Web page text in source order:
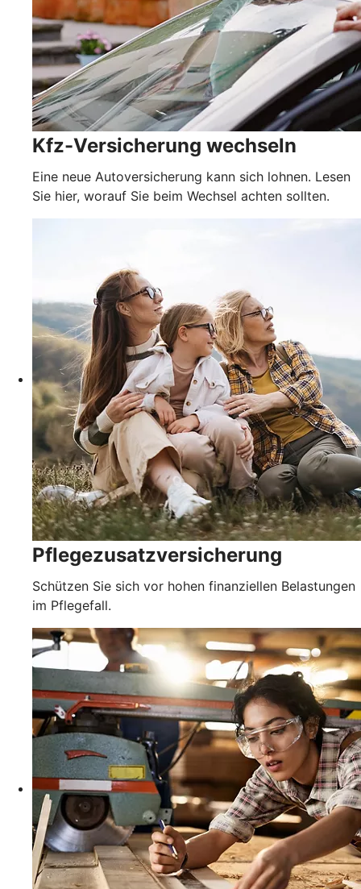
Kfz-Versicherung wechseln
Eine neue Autoversicherung kann sich lohnen. Lesen
Sie hier, worauf Sie beim Wechsel achten sollten.
Pflegezusatz­versicherung
Schützen Sie sich vor hohen finanziellen Belastungen
im Pflegefall.